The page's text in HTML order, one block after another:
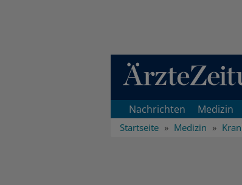
Direkt zum Inhaltsbereich
Nachrichten Medizin
Startseite Medizin